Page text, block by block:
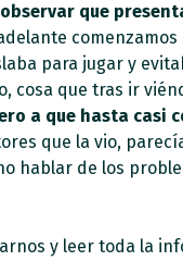
observar que
para jugar y
cosa que tras ir
a que hasta casi
que la vio,
hablar de los
y leer toda la